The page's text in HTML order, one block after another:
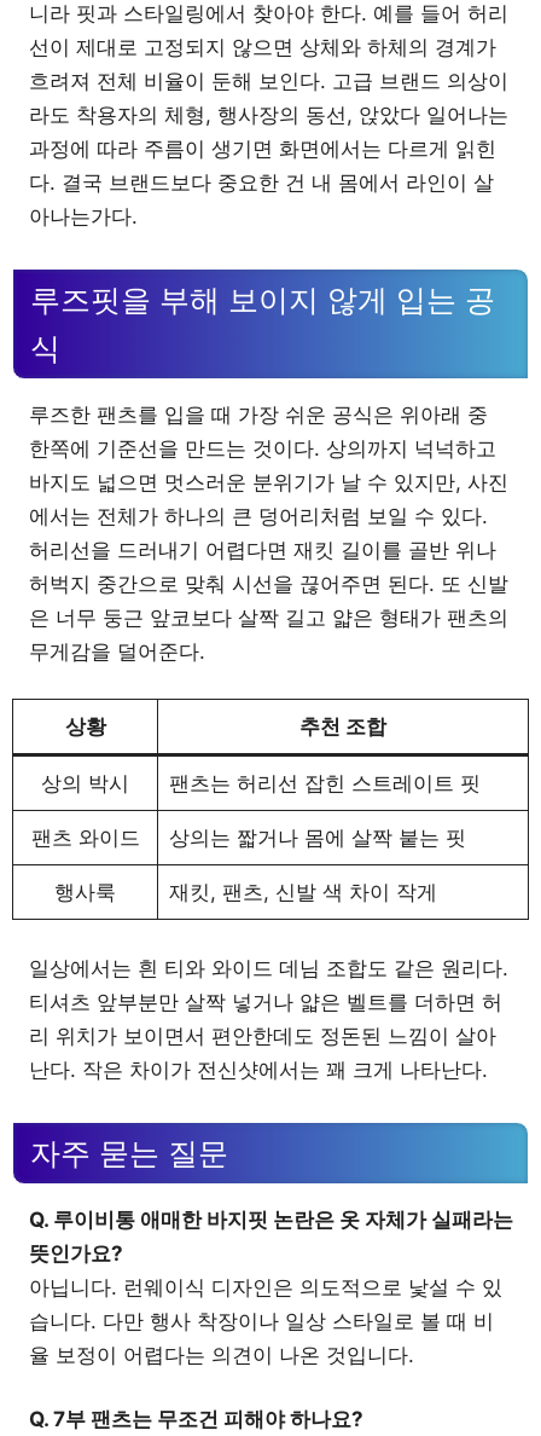
니라 핏과 스타일링에서 찾아야 한다. 예를 들어 허리
선이 제대로 고정되지 않으면 상체와 하체의 경계가
흐려져 전체 비율이 둔해 보인다. 고급 브랜드 의상이
라도 착용자의 체형, 행사장의 동선, 앉았다 일어나는
과정에 따라 주름이 생기면 화면에서는 다르게 읽힌
다. 결국 브랜드보다 중요한 건 내 몸에서 라인이 살
아나는가다.
루즈핏을 부해 보이지 않게 입는 공
식
루즈한 팬츠를 입을 때 가장 쉬운 공식은 위아래 중
한쪽에 기준선을 만드는 것이다. 상의까지 넉넉하고
바지도 넓으면 멋스러운 분위기가 날 수 있지만, 사진
에서는 전체가 하나의 큰 덩어리처럼 보일 수 있다.
허리선을 드러내기 어렵다면 재킷 길이를 골반 위나
허벅지 중간으로 맞춰 시선을 끊어주면 된다. 또 신발
은 너무 둥근 앞코보다 살짝 길고 얇은 형태가 팬츠의
무게감을 덜어준다.
상황 추천 조합
상의 박시 팬츠는 허리선 잡힌 스트레이트 핏
팬츠 와이드 상의는 짧거나 몸에 살짝 붙는 핏
행사룩 재킷, 팬츠, 신발 색 차이 작게
일상에서는 흰 티와 와이드 데님 조합도 같은 원리다.
티셔츠 앞부분만 살짝 넣거나 얇은 벨트를 더하면 허
리 위치가 보이면서 편안한데도 정돈된 느낌이 살아
난다. 작은 차이가 전신샷에서는 꽤 크게 나타난다.
자주 묻는 질문
Q. 루이비통 애매한 바지핏 논란은 옷 자체가 실패라는
뜻인가요?
아닙니다. 런웨이식 디자인은 의도적으로 낯설 수 있
습니다. 다만 행사 착장이나 일상 스타일로 볼 때 비
율 보정이 어렵다는 의견이 나온 것입니다.
Q. 7부 팬츠는 무조건 피해야 하나요?